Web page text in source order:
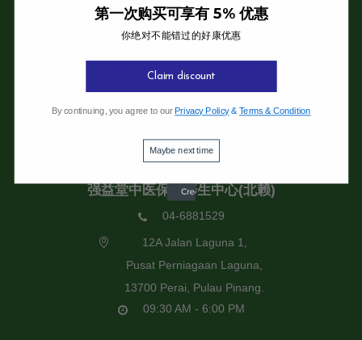
强益堂全息中医诊所
强益堂全息中医诊所(槟岛)
04-2832108
11600 Pulau Pinang.
09:30 AM - 6:00 PM
强益堂中医保健养生中心(北赖)
04-6881529
12A Jalan Laguna 1,
Pusat Perniagaan Laguna,
13700 Perai, Pulau Pinang.
09:30 AM - 6:00 PM
第一次购买可享有 5% 优惠
你绝对不能错过的好康优惠
Claim discount
By continuing, you agree to our Privacy Policy&Terms & Condition
Maybe next time